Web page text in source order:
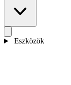
Eszközök